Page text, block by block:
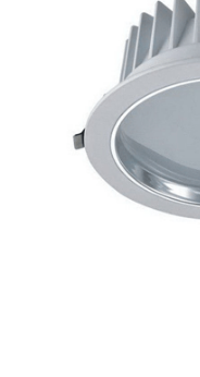
LOGIN / REGISTER
WINKELWAGEN